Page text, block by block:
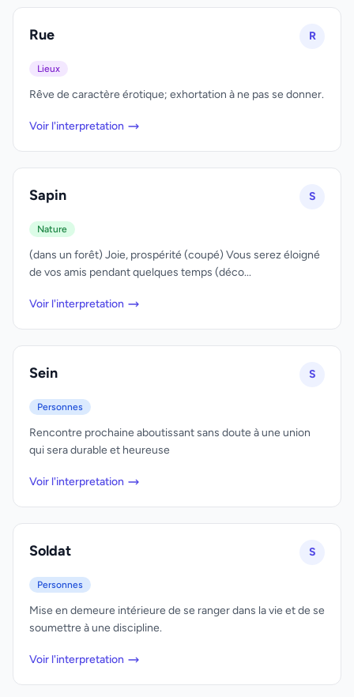
Rue R
Lieux
Rêve de caractère érotique; exhortation à ne pas se donner.
Voir l'interpretation
Sapin S
Nature
(dans un forêt) Joie, prospérité (coupé) Vous serez éloigné
de vos amis pendant quelques temps (déco...
Voir l'interpretation
Sein S
Personnes
Rencontre prochaine aboutissant sans doute à une union
qui sera durable et heureuse
Voir l'interpretation
Soldat S
Personnes
Mise en demeure intérieure de se ranger dans la vie et de se
soumettre à une discipline.
Voir l'interpretation